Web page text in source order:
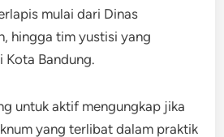
mulai dari Dinas
hingga tim yustisi yang
Kota Bandung.
untuk aktif mengungkap jika
yang terlibat dalam praktik